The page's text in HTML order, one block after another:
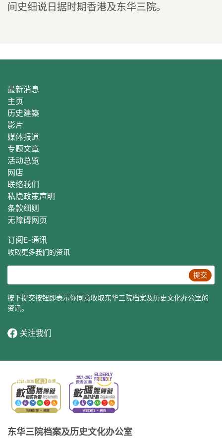
间史细说日据时期香港及东华三院。
最新消息
主页
历史建築
影片
媒体报道
专题文章
活动总览
网店
联络我们
私隐政策声明
条款细则
无障碍网页
订阅E‐通讯
收取更多我们的资讯
提交
按下提交按钮即表示你同意收取东华三院档案及历史文化办公室的
资讯。
关注我们
东华三院档案及历史文化办公室